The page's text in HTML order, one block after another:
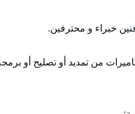
خبراء و محترفين.
من تمديد أو تصليح أو